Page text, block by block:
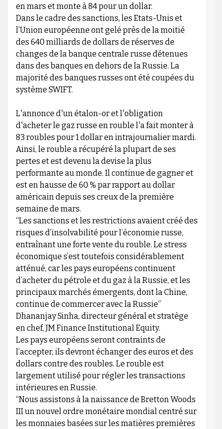
en mars et monte à 84 pour un dollar.
Dans le cadre des sanctions, les Etats-Unis et
l’Union européenne ont gelé près de la moitié
des 640 milliards de dollars de réserves de
changes de la banque centrale russe détenues
dans des banques en dehors de la Russie. La
majorité des banques russes ont été coupées du
système SWIFT.
L'annonce d'un étalon-or et l'obligation
d'acheter le gaz russe en rouble l'a fait monter à
83 roubles pour 1 dollar en intrajournalier mardi.
Ainsi, le rouble a récupéré la plupart de ses
pertes et est devenu la devise la plus
performante au monde. Il continue de gagner et
est en hausse de 60 % par rapport au dollar
américain depuis ses creux de la première
semaine de mars.
“Les sanctions et les restrictions avaient créé des
risques d’insolvabilité pour l’économie russe,
entraînant une forte vente du rouble. Le stress
économique s’est toutefois considérablement
atténué, car les pays européens continuent
d’acheter du pétrole et du gaz à la Russie, et les
principaux marchés émergents, dont la Chine,
continue de commercer avec la Russie”
Dhananjay Sinha, directeur général et stratège
en chef, JM Finance Institutional Equity.
Les pays européens seront contraints de
l’accepter, ils devront échanger des euros et des
dollars contre des roubles. Le rouble est
largement utilisé pour régler les transactions
intérieures en Russie.
“Nous assistons à la naissance de Bretton Woods
III un nouvel ordre monétaire mondial centré sur
les monnaies basées sur les matières premières